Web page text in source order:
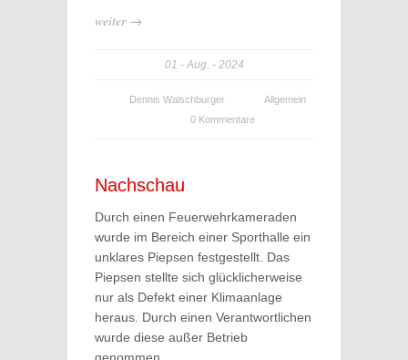
weiter →
01 Aug. 2024
Dennis Walschburger
Allgemein
0 Kommentare
Nachschau
Durch einen Feuerwehrkameraden
wurde im Bereich einer Sporthalle ein
unklares Piepsen festgestellt. Das
Piepsen stellte sich glücklicherweise
nur als Defekt einer Klimaanlage
heraus. Durch einen Verantwortlichen
wurde diese außer Betrieb